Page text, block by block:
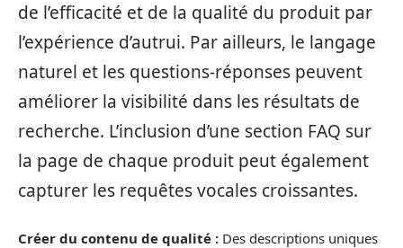
de l’efficacité et de la qualité du produit par
l’expérience d’autrui. Par ailleurs, le langage
naturel et les questions-réponses peuvent
améliorer la visibilité dans les résultats de
recherche. L’inclusion d’une section FAQ sur
la page de chaque produit peut également
capturer les requêtes vocales croissantes.
Créer du contenu de qualité : Des descriptions uniques